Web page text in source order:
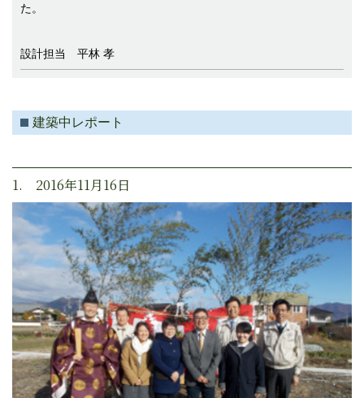
た。
設計担当 平林 孝
建築中レポート
1. 2016年11月16日